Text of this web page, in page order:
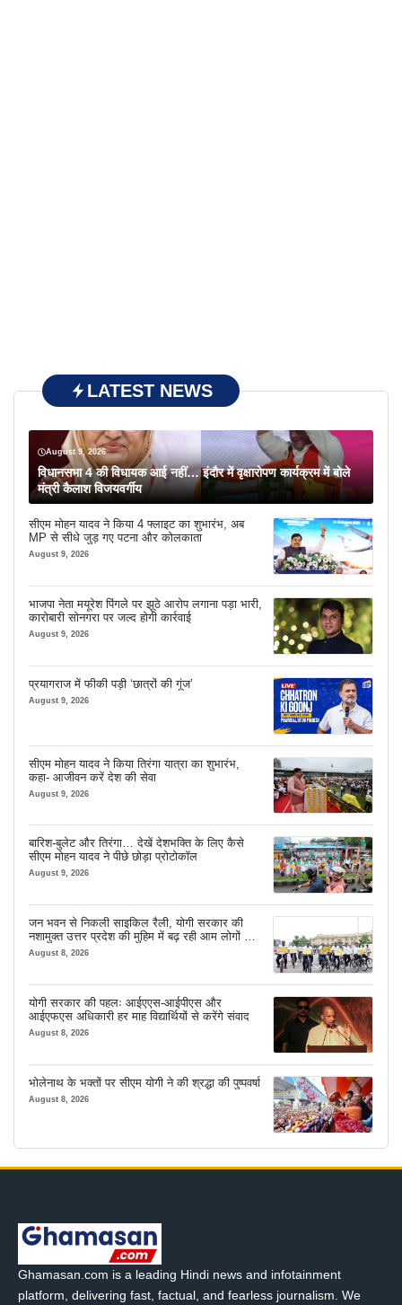
LATEST NEWS
August 9, 2026
विधानसभा 4 की विधायक आई नहीं… इंदौर में वृक्षारोपण कार्यक्रम में बोले
मंत्री कैलाश विजयवर्गीय
सीएम मोहन यादव ने किया 4 फ्लाइट का शुभारंभ, अब
MP से सीधे जुड़ गए पटना और कोलकाता
August 9, 2026
भाजपा नेता मयूरेश पिंगले पर झूठे आरोप लगाना पड़ा भारी,
कारोबारी सोनगरा पर जल्द होगी कार्रवाई
August 9, 2026
प्रयागराज में फीकी पड़ी ‘छात्रों की गूंज’
August 9, 2026
सीएम मोहन यादव ने किया तिरंगा यात्रा का शुभारंभ,
कहा- आजीवन करें देश की सेवा
August 9, 2026
बारिश-बुलेट और तिरंगा… देखें देशभक्ति के लिए कैसे
सीएम मोहन यादव ने पीछे छोड़ा प्रोटोकॉल
August 9, 2026
जन भवन से निकली साइकिल रैली, योगी सरकार की
नशामुक्त उत्तर प्रदेश की मुहिम में बढ़ रही आम लोगों की
भागीदारी
August 8, 2026
योगी सरकार की पहलः आईएएस-आईपीएस और
आईएफएस अधिकारी हर माह विद्यार्थियों से करेंगे संवाद
August 8, 2026
भोलेनाथ के भक्तों पर सीएम योगी ने की श्रद्धा की पुष्पवर्षा
August 8, 2026
Ghamasan.com is a leading Hindi news and infotainment
platform, delivering fast, factual, and fearless journalism. We